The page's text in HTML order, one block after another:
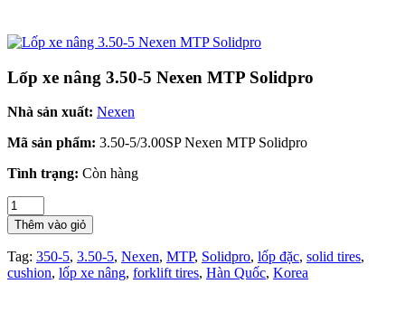
Lốp xe nâng 3.50-5 Nexen MTP Solidpro
Nhà sản xuất: Nexen
Mã sản phẩm: 3.50-5/3.00SP Nexen MTP Solidpro
Tình trạng: Còn hàng
Thêm vào giỏ
Tag: 350-5, 3.50-5, Nexen, MTP, Solidpro, lốp đặc, solid tires,
cushion, lốp xe nâng, forklift tires, Hàn Quốc, Korea